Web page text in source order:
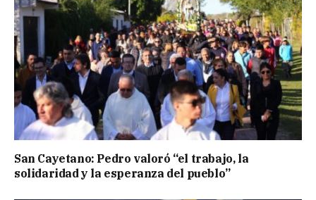
San Cayetano: Pedro valoró “el trabajo, la
solidaridad y la esperanza del pueblo”